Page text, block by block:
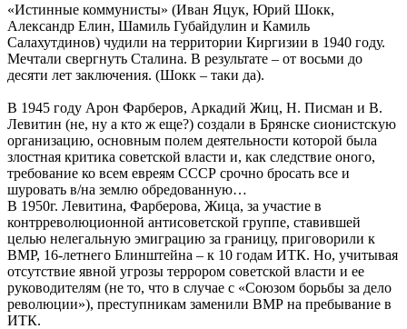
«Истинные коммунисты» (Иван Яцук, Юрий Шокк,
Александр Елин, Шамиль Губайдулин и Камиль
Салахутдинов) чудили на территории Киргизии в 1940 году.
Мечтали свергнуть Сталина. В результате – от восьми до
десяти лет заключения. (Шокк – таки да).
В 1945 году Арон Фарберов, Аркадий Жиц, Н. Писман и В.
Левитин (не, ну а кто ж еще?) создали в Брянске сионистскую
организацию, основным полем деятельности которой была
злостная критика советской власти и, как следствие оного,
требование ко всем евреям СССР срочно бросать все и
шуровать в/на землю обредованную…
В 1950г. Левитина, Фарберова, Жица, за участие в
контрреволюционной антисоветской группе, ставившей
целью нелегальную эмиграцию за границу, приговорили к
ВМР, 16-летнего Блинштейна – к 10 годам ИТК. Но, учитывая
отсутствие явной угрозы террором советской власти и ее
руководителям (не то, что в случае с «Союзом борьбы за дело
революции»), преступникам заменили ВМР на пребывание в
ИТК.